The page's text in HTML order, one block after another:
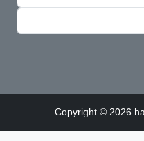
Copyright © 2026